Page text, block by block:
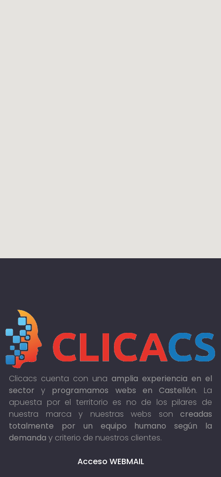
Clicacs cuenta con una amplia experiencia en el
sector y programamos webs en Castellón. La
apuesta por el territorio es no de los pilares de
nuestra marca y nuestras webs son creadas
totalmente por un equipo humano según la
demanda y criterio de nuestros clientes.
Acceso WEBMAIL